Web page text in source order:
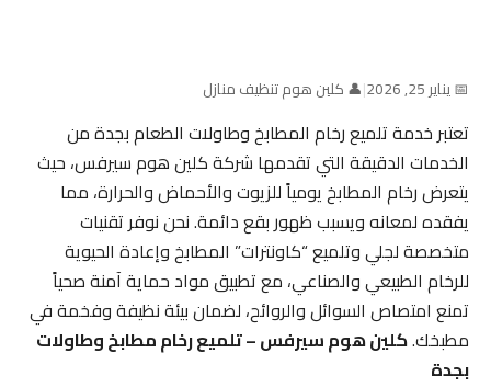
📅 يناير 25, 2026 |👤 كلين هوم تنظيف منازل
تعتبر خدمة تلميع رخام المطابخ وطاولات الطعام بجدة من
الخدمات الدقيقة التي تقدمها شركة كلين هوم سيرفس، حيث
يتعرض رخام المطابخ يومياً للزيوت والأحماض والحرارة، مما
يفقده لمعانه ويسبب ظهور بقع دائمة. نحن نوفر تقنيات
متخصصة لجلي وتلميع “كاونترات” المطابخ وإعادة الحيوية
للرخام الطبيعي والصناعي، مع تطبيق مواد حماية آمنة صحياً
تمنع امتصاص السوائل والروائح، لضمان بيئة نظيفة وفخمة في
مطبخك.كلين هوم سيرفس – تلميع رخام مطابخ وطاولات
بجدة